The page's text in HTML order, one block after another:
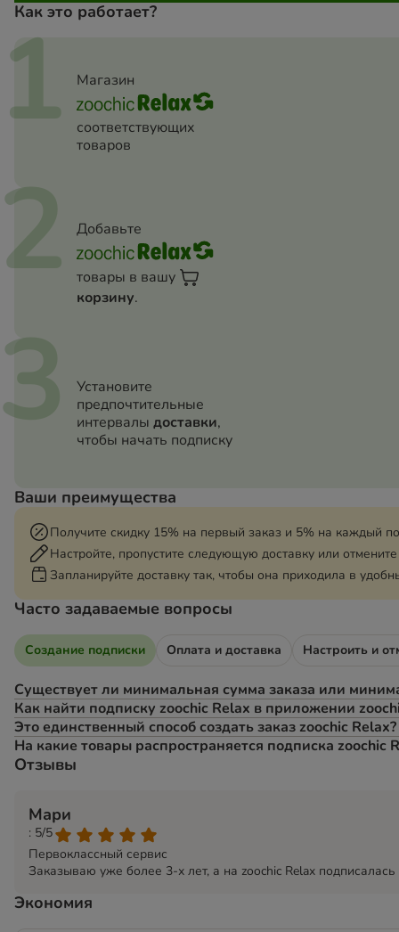
Как это работает?
Магазин
соответствующих
товаров
Добавьте
товары в вашу
корзину.
Установите
предпочтительные
интервалы доставки,
чтобы начать подписку
Ваши преимущества
Получите скидку 15% на первый заказ и 5% на каждый
Настройте, пропустите следующую доставку или
Запланируйте доставку так, чтобы она приходила в
Часто задаваемые вопросы
Создание подписки Оплата и доставка Настроить и
Существует ли минимальная сумма заказа или
Как найти подписку zoochic Relax в приложении
Это единственный способ создать заказ zoochic Relax?
На какие товары распространяется подписка zoochic
Отзывы
Мари
: 5/5
Первоклассный сервис
Заказываю уже более 3-х лет, а на zoochic Relax
Экономия